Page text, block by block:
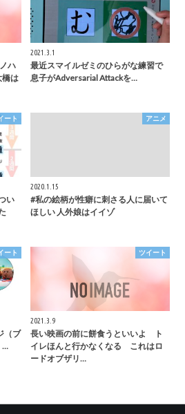
ハ
橋は
2021.3.1
最近スマイルゼミのひらがな練習で
息子がAdversarial Attackを…
ート
い
アニメ
2020.1.15
#私の絵柄が性癖に刺さる人に届いて
ほしい 人外娘はイイゾ
ート
（ブ
…
ツイート
2021.3.9
長い映画の前に餅食うといいよ ト
イレほんと行かなくなる これはロ
ードオブザリ…